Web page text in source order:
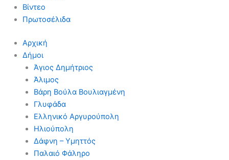
Βίντεο
Πρωτοσέλιδα
Αρχική
Δήμοι
Άγιος Δημήτριος
Άλιμος
Βάρη Βούλα Βουλιαγμένη
Γλυφάδα
Ελληνικό Αργυρούπολη
Ηλιούπολη
Δάφνη – Υμηττός
Παλαιό Φάληρο